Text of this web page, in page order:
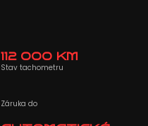
112 000 KM
Stav tachometru
Záruka do